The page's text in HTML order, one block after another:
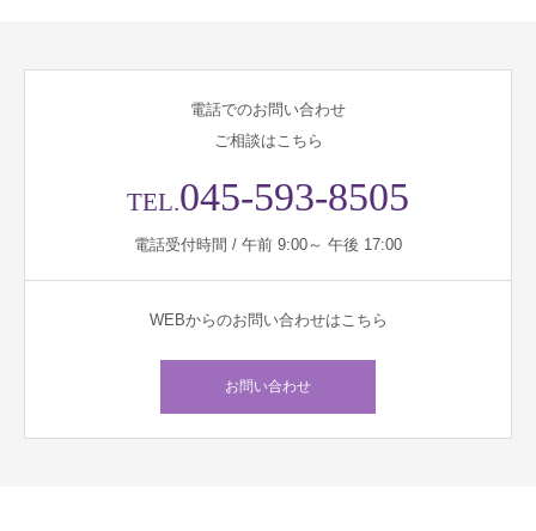
電話でのお問い合わせ
ご相談はこちら
TEL.045-593-8505
電話受付時間 / 午前 9:00～ 午後 17:00
WEBからのお問い合わせはこちら
お問い合わせ